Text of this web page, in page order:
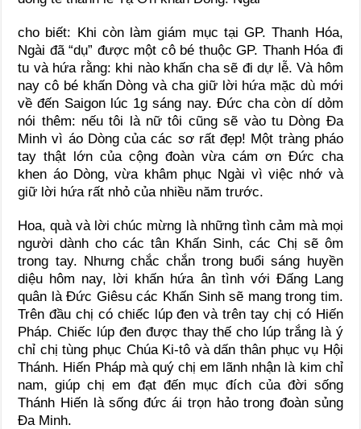
cho biết: Khi còn làm giám mục tại GP. Thanh Hóa,
Ngài đã “dụ” được một cô bé thuộc GP. Thanh Hóa đi
tu và hứa rằng: khi nào khấn cha sẽ đi dự lễ. Và hôm
nay cô bé khấn Dòng và cha giữ lời hứa mặc dù mới
về đến Saigon lúc 1g sáng nay. Đức cha còn dí dỏm
nói thêm: nếu tôi là nữ tôi cũng sẽ vào tu Dòng Đa
Minh vì áo Dòng của các sơ rất đẹp! Một tràng pháo
tay thật lớn của cộng đoàn vừa cám ơn Đức cha
khen áo Dòng, vừa khâm phục Ngài vì việc nhớ và
giữ lời hứa rất nhỏ của nhiều năm trước.
Hoa, quà và lời chúc mừng là những tình cảm mà mọi
người dành cho các tân Khấn Sinh, các Chị sẽ ôm
trong tay. Nhưng chắc chắn trong buổi sáng huyền
diệu hôm nay, lời khấn hứa ân tình với Đấng Lang
quân là Đức Giêsu các Khấn Sinh sẽ mang trong tim.
Trên đầu chị có chiếc lúp đen và trên tay chị có Hiến
Pháp. Chiếc lúp đen được thay thế cho lúp trắng là ý
chỉ chị tùng phục Chúa Ki-tô và dấn thân phục vụ Hội
Thánh. Hiến Pháp mà quý chị em lãnh nhận là kim chỉ
nam, giúp chị em đạt đến mục đích của đời sống
Thánh Hiến là sống đức ái trọn hảo trong đoàn sủng
Đa Minh.